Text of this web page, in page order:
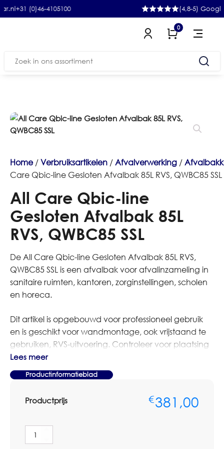
(0)46-4105100 (4,8-5) Google
0
Zoeken
Home/Verbruiksartikelen /Afvalverwerking /
Care Qbic-line Gesloten Afvalbak 85L RVS, QWBC85 SSL
All Care Qbic-line
Gesloten Afvalbak 85L
RVS, QWBC85 SSL
De All Care Qbic-line Gesloten Afvalbak 85L RVS,
QWBC85 SSL is een afvalbak voor afvalinzameling in
sanitaire ruimten, kantoren, zorginstellingen, scholen
en horeca.
Dit artikel is opgebouwd voor professioneel gebruik
en is geschikt voor wandmontage, ook vrijstaand te
gebruiken, RVS-uitvoering. Controleer voor plaatsing
altijd de inhoud, montagewijze, uitvoering en
beschikbare ruimte.
Bestelt u dit artikel in grotere aantallen of voor
meerdere locaties? Neem dan contact op met
maatwerkofferte. We denken graag mee over
aantallen, montage, voorraadbeheer en zakelijke
Lees meer
Productinformatieblad
Productprijs €381,00
Care